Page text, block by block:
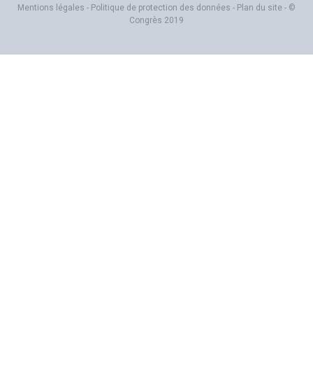
Mentions légales - Politique de protection des données - Plan du site - ©
Congrès 2019